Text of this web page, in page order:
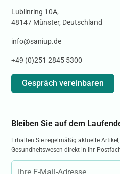
Lublinring 10A,
48147 Münster, Deutschland
info@saniup.de
+49 (0)251 2845 5300
Gespräch vereinbaren
Bleiben Sie auf dem
Erhalten Sie regelmäßig aktuelle
Gesundheitswesen direkt in Ihr